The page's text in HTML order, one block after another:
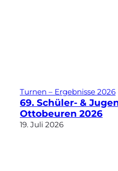
Turnen – Ergebnisse 2026
69. Schüler- &
Ottobeuren 2026
19. Juli 2026